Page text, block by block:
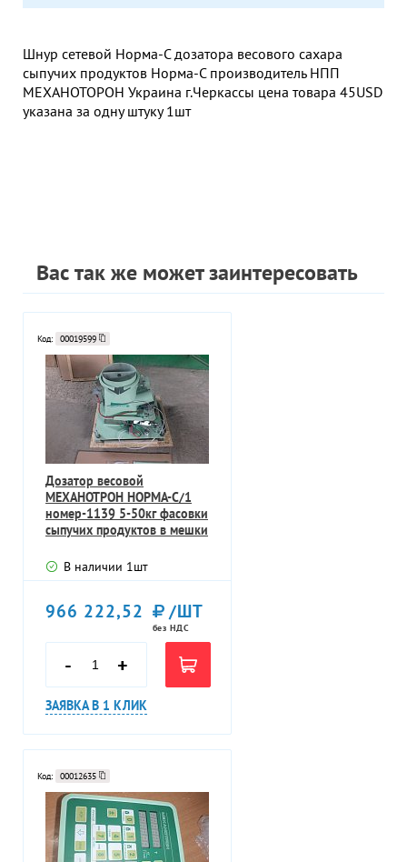
Шнур сетевой Норма-С дозатора весового сахара
сыпучих продуктов Норма-С производитель НПП
МЕХАНОТОРОН Украина г.Черкассы цена товара 45USD
указана за одну штуку 1шт
Вас так же может заинтересовать
Код: 00019599
Дозатор весовой
МЕХАНОТРОН НОРМА-С/1
номер-1139 5-50кг фасовки
сыпучих продуктов в мешки
В наличии 1шт
966 222,52 /ШТ
без НДС
- +
ЗАЯВКА В 1 КЛИК
Код: 00012635